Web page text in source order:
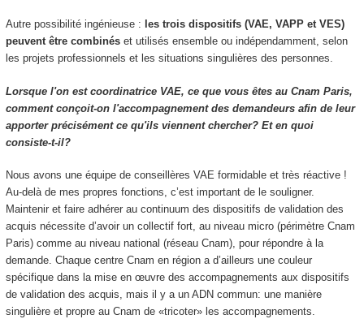
Autre possibilité ingénieuse : les trois dispositifs (VAE, VAPP et VES)
peuvent être combinéset utilisés ensemble ou indépendamment, selon
les projets professionnels et les situations singulières des personnes.
Lorsque l'on est coordinatrice VAE, ce que vous êtes au Cnam Paris,
comment conçoit-on l'accompagnement des demandeurs afin de leur
apporter précisément ce qu'ils viennent chercher? Et en quoi
consiste-t-il?
Nous avons une équipe de conseillères VAE formidable et très réactive !
Au-delà de mes propres fonctions, c’est important de le souligner.
Maintenir et faire adhérer au continuum des dispositifs de validation des
acquis nécessite d’avoir un collectif fort, au niveau micro (périmètre Cnam
Paris) comme au niveau national (réseau Cnam), pour répondre à la
demande. Chaque centre Cnam en région a d’ailleurs une couleur
spécifique dans la mise en œuvre des accompagnements aux dispositifs
de validation des acquis, mais il y a un ADN commun: une manière
singulière et propre au Cnam de «tricoter» les accompagnements.